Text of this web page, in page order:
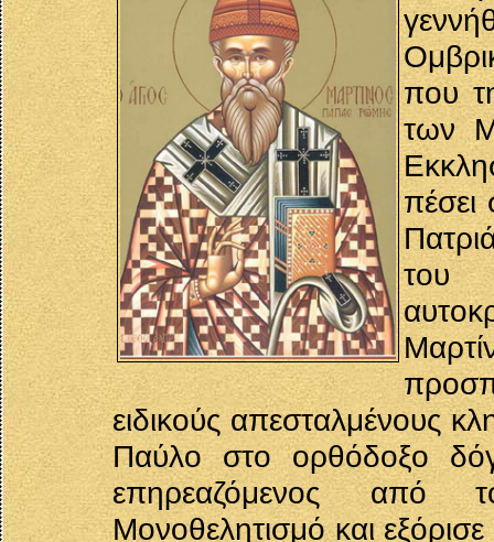
που
των
πέσει
του
ειδικούς απεσταλμένους
Παύλο στο ορθόδοξο
επηρεαζόμενος από
Μονοθελητισμό και